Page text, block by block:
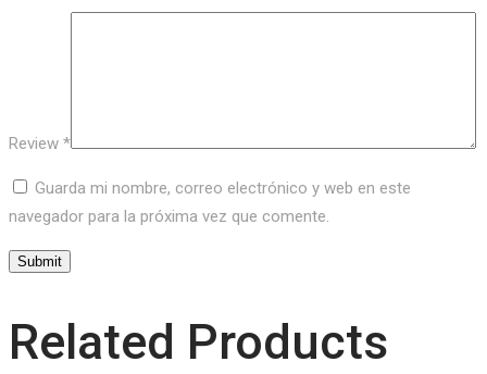
Review *
Guarda mi nombre, correo electrónico y web en este
navegador para la próxima vez que comente.
Related Products